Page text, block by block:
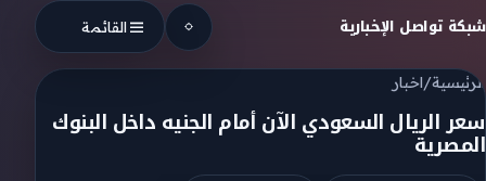
Skip to content
شبكة تواصل الإخبارية القائمة
الرئيسية/اخبار
سعر الريال السعودي الآن أمام الجنيه داخل البنوك
المصرية